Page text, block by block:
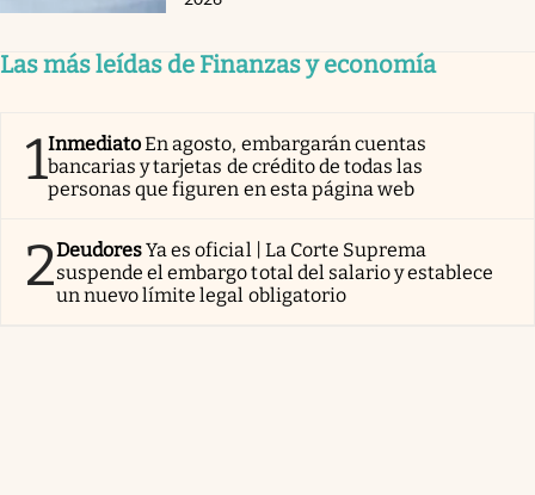
Las más leídas de Finanzas y economía
1InmediatoEn agosto, embargarán cuentas
bancarias y tarjetas de crédito de todas las
personas que figuren en esta página web
2DeudoresYa es oficial | La Corte Suprema
suspende el embargo total del salario y establece
un nuevo límite legal obligatorio